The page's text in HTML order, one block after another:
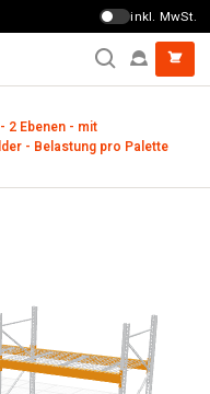
inkl. MwSt.
2 Ebenen - mit
- Belastung pro Palette